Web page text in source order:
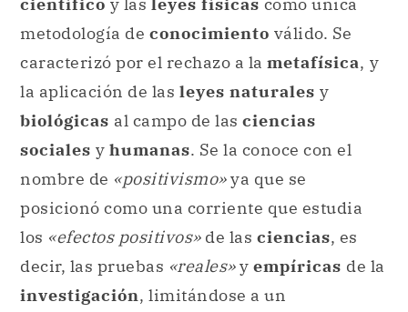
científico y las leyes físicas como única
metodología de conocimiento válido. Se
caracterizó por el rechazo a la metafísica, y
la aplicación de las leyes naturales y
biológicas al campo de las ciencias
sociales y humanas. Se la conoce con el
nombre de «positivismo»ya que se
posicionó como una corriente que estudia
los «efectos positivos»de las ciencias, es
decir, las pruebas «reales»y empíricas de la
investigación, limitándose a un